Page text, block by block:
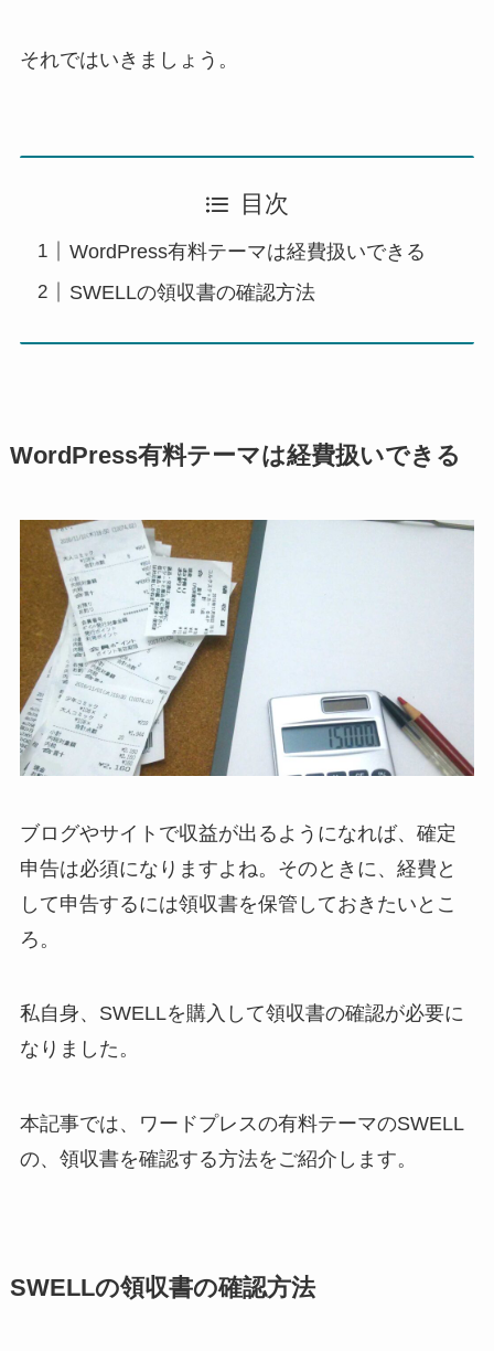
それではいきましょう。
目次
WordPress有料テーマは経費扱いできる
SWELLの領収書の確認方法
WordPress有料テーマは経費扱いできる
ブログやサイトで収益が出るようになれば、確定
申告は必須になりますよね。そのときに、経費と
して申告するには領収書を保管しておきたいとこ
ろ。
私自身、SWELLを購入して領収書の確認が必要に
なりました。
本記事では、ワードプレスの有料テーマのSWELL
の、領収書を確認する方法をご紹介します。
SWELLの領収書の確認方法